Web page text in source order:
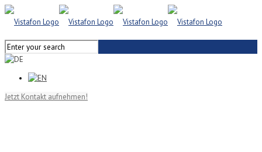
Jetzt Kontakt aufnehmen!